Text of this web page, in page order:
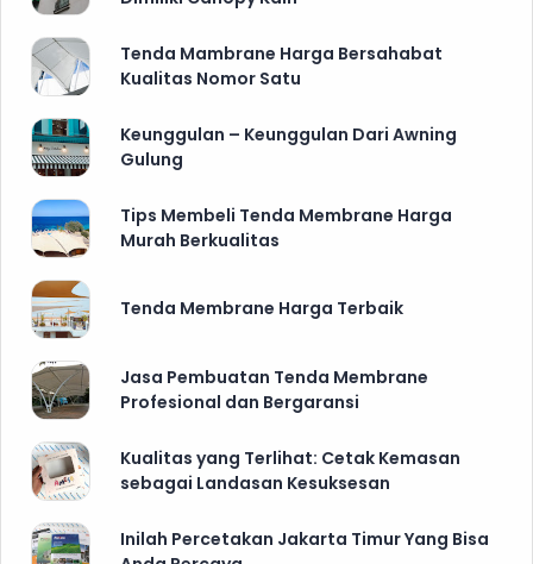
Tenda Mambrane Harga Bersahabat
Kualitas Nomor Satu
Keunggulan – Keunggulan Dari Awning
Gulung
Tips Membeli Tenda Membrane Harga
Murah Berkualitas
Tenda Membrane Harga Terbaik
Jasa Pembuatan Tenda Membrane
Profesional dan Bergaransi
Kualitas yang Terlihat: Cetak Kemasan
sebagai Landasan Kesuksesan
Inilah Percetakan Jakarta Timur Yang Bisa